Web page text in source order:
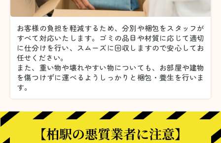
お客様の負担を軽減するため、分別や梱包をスタッフが
すべて対応いたします。 ゴミの品目や材質に応じて適切
に仕分けを行い、スムーズに回収しますので安心してお
任せください。
また、重い物や壊れやすい物についても、お部屋や建物
を傷つけずに運べるようしっかりと梱包・養生を行いま
す。
【柏駅の悪質業者に注意】